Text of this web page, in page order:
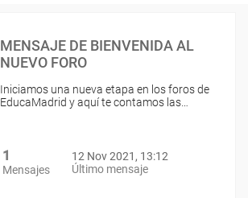
MENSAJE DE BIENVENIDA AL
NUEVO FORO
Iniciamos una nueva etapa en los foros de
EducaMadrid y aquí te contamos las…
1
Mensajes
12 Nov 2021, 13:12
Último mensaje